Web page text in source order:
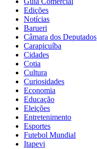
Edições
Notícias
Barueri
Câmara dos Deputados
Carapicuíba
Cidades
Cotia
Cultura
Curiosidades
Economia
Educação
Eleições
Entretenimento
Esportes
Futebol Mundial
Itapevi